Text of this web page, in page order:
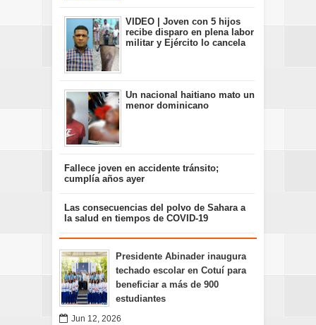
VIDEO | Joven con 5 hijos
recibe disparo en plena labor
militar y Ejército lo cancela
Un nacional haitiano mato un
menor dominicano
Fallece joven en accidente tránsito;
cumplía años ayer
Las consecuencias del polvo de Sahara a
la salud en tiempos de COVID-19
Presidente Abinader inaugura
techado escolar en Cotuí para
beneficiar a más de 900
estudiantes
Jun 12, 2026